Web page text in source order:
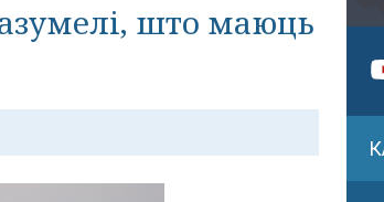
што маюць